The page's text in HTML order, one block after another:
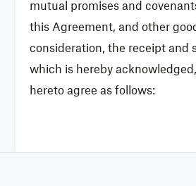
mutual promises and
this Agreement, and other
consideration, the receipt and
which is hereby
hereto agree as follows: